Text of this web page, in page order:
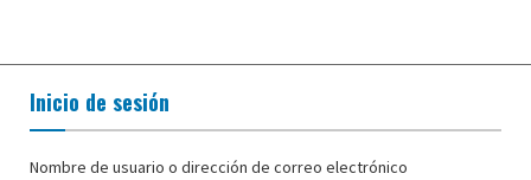
Inicio de sesión
Nombre de usuario o dirección de correo electrónico